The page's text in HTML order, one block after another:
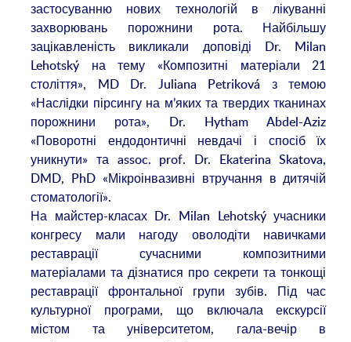
застосуванню нових технологій в лікуванні
захворювань порожнини рота. Найбільшу
зацікавленість викликали доповіді Dr. Milan
Lehotský на тему «Композитні матеріали 21
століття», MD Dr. Juliana Petriková з темою
«Наслідки пірсингу на м’яких та твердих тканинах
порожнини рота», Dr. Hytham Abdel-Aziz
«Поворотні ендодонтичні невдачі і спосіб їх
уникнути» та assoc. prof. Dr. Ekaterina Skatova,
DMD, PhD «Мікроінвазивні втручання в дитячій
стоматології».
На майстер-класах Dr. Milan Lehotský учасники
конгресу мали нагоду оволодіти навичками
реставрації сучасними композитними
матеріалами та дізнатися про секрети та тонкощі
реставрації фронтальної групи зубів. Під час
культурної програми, що включала екскурсії
містом та університетом, гала-вечір в